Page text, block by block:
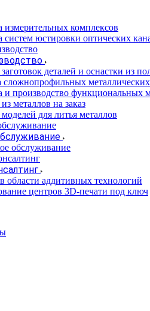
измерительных комплексов
систем юстировки оптических
деталей и оснастки из
сложнопрофильных металлических
и производство функциональных
металлов на заказ
для литья металлов
обслуживание
области аддитивных технологий
центров 3D-печати под ключ